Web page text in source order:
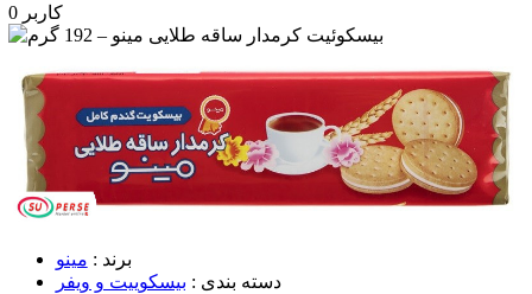
0 کاربر
برند : مینو
دسته بندی : بیسکوییت و ویفر